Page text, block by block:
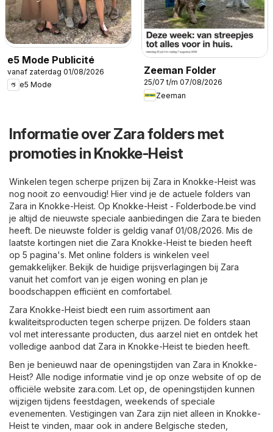
e5 Mode Publicité
vanaf zaterdag 01/08/2026
e5 Mode
Zeeman Folder
25/07 t/m 07/08/2026
Zeeman
Informatie over Zara folders met
promoties in Knokke-Heist
Winkelen tegen scherpe prijzen bij Zara in Knokke-Heist was
nog nooit zo eenvoudig! Hier vind je de actuele folders van
Zara in Knokke-Heist. Op Knokke-Heist - Folderbode.be vind
je altijd de nieuwste speciale aanbiedingen die Zara te bieden
heeft. De nieuwste folder is geldig vanaf 01/08/2026. Mis de
laatste kortingen niet die Zara Knokke-Heist te bieden heeft
op 5 pagina's. Met online folders is winkelen veel
gemakkelijker. Bekijk de huidige prijsverlagingen bij Zara
vanuit het comfort van je eigen woning en plan je
boodschappen efficiënt en comfortabel.
Zara Knokke-Heist biedt een ruim assortiment aan
kwaliteitsproducten tegen scherpe prijzen. De folders staan
vol met interessante producten, dus aarzel niet en ontdek het
volledige aanbod dat Zara in Knokke-Heist te bieden heeft.
Ben je benieuwd naar de openingstijden van Zara in Knokke-
Heist? Alle nodige informatie vind je op onze website of op de
officiële website zara.com. Let op, de openingstijden kunnen
wijzigen tijdens feestdagen, weekends of speciale
evenementen. Vestigingen van Zara zijn niet alleen in Knokke-
Heist te vinden, maar ook in andere Belgische steden,